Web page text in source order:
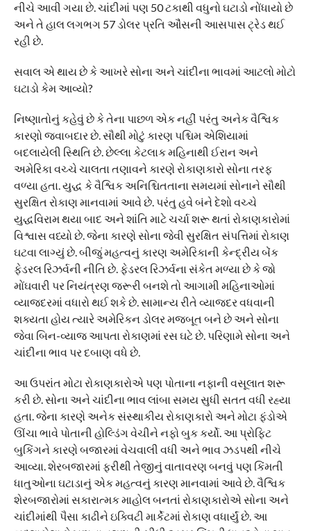
નીચે આવી ગયા છે. ચાંદીમાં પણ 50 ટકાથી વધુનો ઘટાડો નોંધાયો છે
અને તે હાલ લગભગ 57 ડોલર પ્રતિ ઔંસની આસપાસ ટ્રેડ થઈ
રહી છે.
સવાલ એ થાય છે કે આખરે સોના અને ચાંદીના ભાવમાં આટલો મોટો
ઘટાડો કેમ આવ્યો?
નિષ્ણાતોનું કહેવું છે કે તેના પાછળ એક નહીં પરંતુ અનેક વૈશ્વિક
કારણો જવાબદાર છે. સૌથી મોટું કારણ પશ્ચિમ એશિયામાં
બદલાયેલી સ્થિતિ છે. છેલ્લા કેટલાક મહિનાથી ઈરાન અને
અમેરિકા વચ્ચે ચાલતા તણાવને કારણે રોકાણકારો સોના તરફ
વળ્યા હતા. યુદ્ધ કે વૈશ્વિક અનિશ્ચિતતાના સમયમાં સોનાને સૌથી
સુરક્ષિત રોકાણ માનવામાં આવે છે. પરંતુ હવે બંને દેશો વચ્ચે
યુદ્ધવિરામ થયા બાદ અને શાંતિ માટે ચર્ચા શરૂ થતાં રોકાણકારોમાં
વિશ્વાસ વધ્યો છે. જેના કારણે સોના જેવી સુરક્ષિત સંપત્તિમાં રોકાણ
ઘટવા લાગ્યું છે. બીજું મહત્વનું કારણ અમેરિકાની કેન્દ્રીય બેંક
ફેડરલ રિઝર્વની નીતિ છે. ફેડરલ રિઝર્વના સંકેત મળ્યા છે કે જો
મોંઘવારી પર નિયંત્રણ જરૂરી બનશે તો આગામી મહિનાઓમાં
વ્યાજદરમાં વધારો થઈ શકે છે. સામાન્ય રીતે વ્યાજદર વધવાની
શક્યતા હોય ત્યારે અમેરિકન ડોલર મજબૂત બને છે અને સોના
જેવા બિન-વ્યાજ આપતા રોકાણમાં રસ ઘટે છે. પરિણામે સોના અને
ચાંદીના ભાવ પર દબાણ વધે છે.
આ ઉપરાંત મોટા રોકાણકારોએ પણ પોતાના નફાની વસૂલાત શરૂ
કરી છે. સોના અને ચાંદીના ભાવ લાંબા સમય સુધી સતત વધી રહ્યા
હતા. જેના કારણે અનેક સંસ્થાકીય રોકાણકારો અને મોટા ફંડોએ
ઊંચા ભાવે પોતાની હોલ્ડિંગ વેચીને નફો બુક કર્યો. આ પ્રોફિટ
બુકિંગને કારણે બજારમાં વેચવાલી વધી અને ભાવ ઝડપથી નીચે
આવ્યા. શેરબજારમાં ફરીથી તેજીનું વાતાવરણ બનવું પણ કિંમતી
ધાતુઓના ઘટાડાનું એક મહત્વનું કારણ માનવામાં આવે છે. વૈશ્વિક
શેરબજારોમાં સકારાત્મક માહોલ બનતાં રોકાણકારોએ સોના અને
ચાંદીમાંથી પૈસા કાઢીને ઇક્વિટી માર્કેટમાં રોકાણ વધાર્યું છે. આ